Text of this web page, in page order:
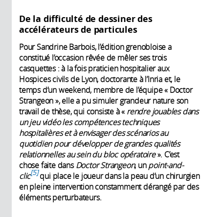
De la difficulté de dessiner des
accélérateurs de particules
Pour Sandrine Barbois, l’édition grenobloise a
constitué l’occasion rêvée de mêler ses trois
casquettes : à la fois praticien hospitalier aux
Hospices civils de Lyon, doctorante à l’Inria et, le
temps d’un weekend, membre de l’équipe « Doctor
Strangeon », elle a pu simuler grandeur nature son
travail de thèse, qui consiste à « rendre jouables dans
un jeu vidéo les compétences techniques
hospitalières et à envisager des scénarios au
quotidien pour développer de grandes qualités
relationnelles au sein du bloc opératoire». C’est
chose faite dansDoctor Strangeon, unpoint-and-
clic 5 qui place le joueur dans la peau d’un chirurgien
en pleine intervention constamment dérangé par des
éléments perturbateurs.